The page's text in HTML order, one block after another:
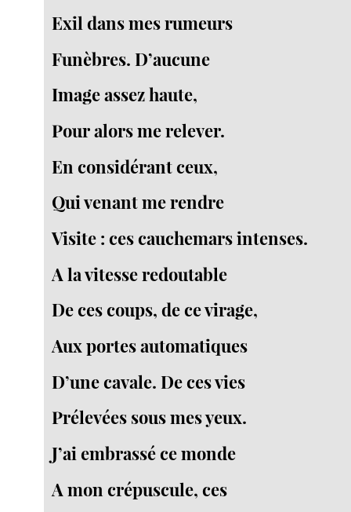
Exil dans mes rumeurs
Funèbres. D’aucune
Image assez haute,
Pour alors me relever.
En considérant ceux,
Qui venant me rendre
Visite : ces cauchemars intenses.
A la vitesse redoutable
De ces coups, de ce virage,
Aux portes automatiques
D’une cavale. De ces vies
Prélevées sous mes yeux.
J’ai embrassé ce monde
A mon crépuscule, ces